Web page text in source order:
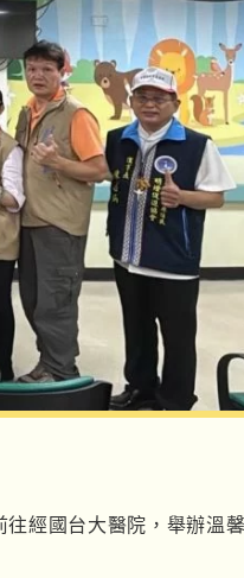
經國台大醫院，舉辦溫